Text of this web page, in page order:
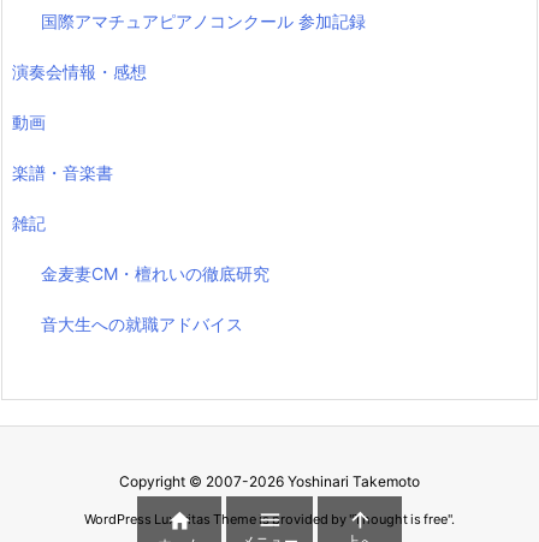
国際アマチュアピアノコンクール 参加記録
演奏会情報・感想
動画
楽譜・音楽書
雑記
金麦妻CM・檀れいの徹底研究
音大生への就職アドバイス
Copyright © 2007-2026 Yoshinari Takemoto
WordPress Luxeritas Theme is provided by "Thought is free".
  